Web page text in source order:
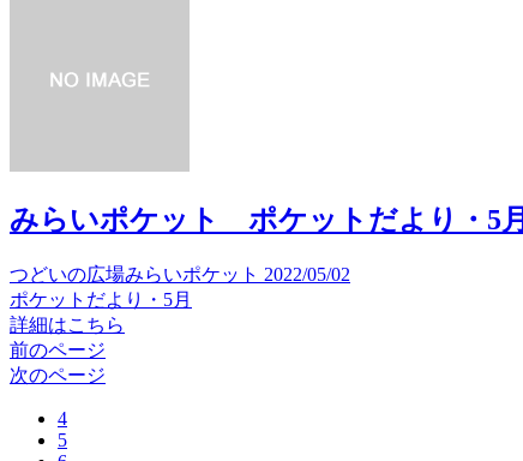
みらいポケット ポケットだより・5月
つどいの広場みらいポケット 2022/05/02
ポケットだより・5月
詳細はこちら
前のページ
次のページ
4
5